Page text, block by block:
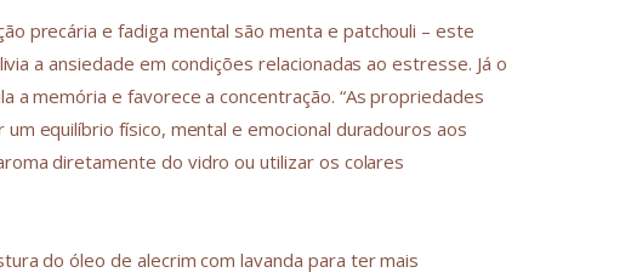
precária e fadiga mental são menta e patchouli – este
a ansiedade em condições relacionadas ao estresse. Já o
a memória e favorece a concentração. “As propriedades
equilíbrio físico, mental e emocional duradouros aos
diretamente do vidro ou utilizar os colares
do óleo de alecrim com lavanda para ter mais